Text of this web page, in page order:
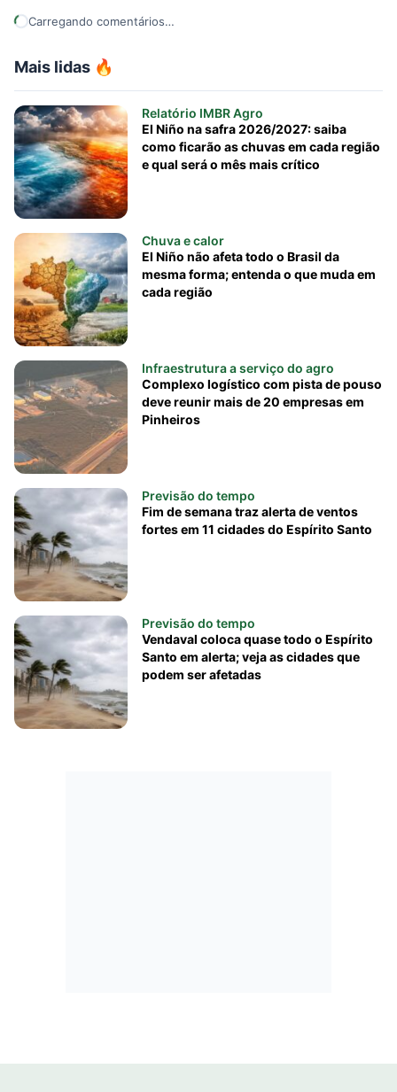
Mais lidas 🔥
Relatório IMBR Agro
El Niño na safra 2026/2027: saiba
como ficarão as chuvas em cada região
e qual será o mês mais crítico
Chuva e calor
El Niño não afeta todo o Brasil da
mesma forma; entenda o que muda em
cada região
Infraestrutura a serviço do agro
Complexo logístico com pista de pouso
deve reunir mais de 20 empresas em
Pinheiros
Previsão do tempo
Fim de semana traz alerta de ventos
fortes em 11 cidades do Espírito Santo
Previsão do tempo
Vendaval coloca quase todo o Espírito
Santo em alerta; veja as cidades que
podem ser afetadas
Carregando comentários…